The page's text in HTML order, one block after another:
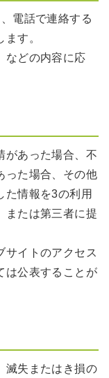
電話で連絡する
す。
などの内容に応
があった場合、不
った場合、その他
た情報を3の利用
または第三者に提
サイトのアクセス
は公表することが
滅失またはき損の